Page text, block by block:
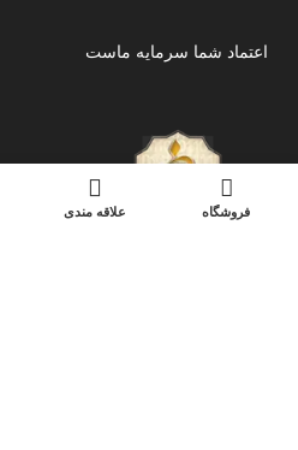
اعتماد شما سرمایه ماست
فروشگاه علاقه مندی